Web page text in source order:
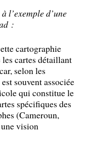
l’exemple d’une
:
cartographie
cartes détaillant
selon les
souvent associée
qui constitue le
spécifiques des
(Cameroun,
vision